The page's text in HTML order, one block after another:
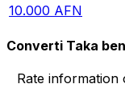
10.000 AFN
Converti Taka
Rate